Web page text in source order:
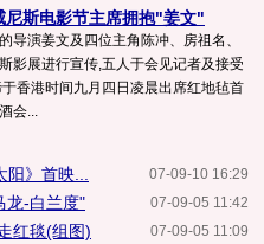
尼斯电影节主席拥抱"姜文"
导演姜文及四位主角陈冲、房祖名、
影展进行宣传,五人于会见记者及接受
香港时间九月四日凌晨出席红地毡首
会...
07-09-10 16:29
》首映...
07-09-05 11:42
龙-白兰度"
07-09-05 11:09
红毯(组图)